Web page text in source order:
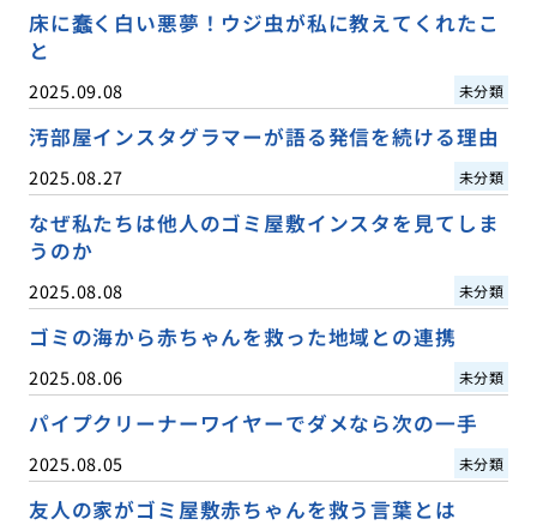
床に蠢く白い悪夢！ウジ虫が私に教えてくれたこ
と
2025.09.08 未分類
汚部屋インスタグラマーが語る発信を続ける理由
2025.08.27 未分類
なぜ私たちは他人のゴミ屋敷インスタを見てしま
うのか
2025.08.08 未分類
ゴミの海から赤ちゃんを救った地域との連携
2025.08.06 未分類
パイプクリーナーワイヤーでダメなら次の一手
2025.08.05 未分類
友人の家がゴミ屋敷赤ちゃんを救う言葉とは